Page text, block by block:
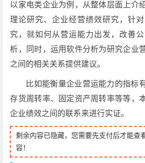
以家电类企业为例，从整体层面上介
理论研究、企业经营绩效研究，针
究，就如何从营运能力出发，改善
析，同时，运用软件分析为研究企业
之间的相关关系提供建议。
比如能衡量企业营运能力的指标
存货周转率、固定资产周转率等等，
企业绩效之间的联系来进行实证。
剩余内容已隐藏，您需要先支付后才能查
容！